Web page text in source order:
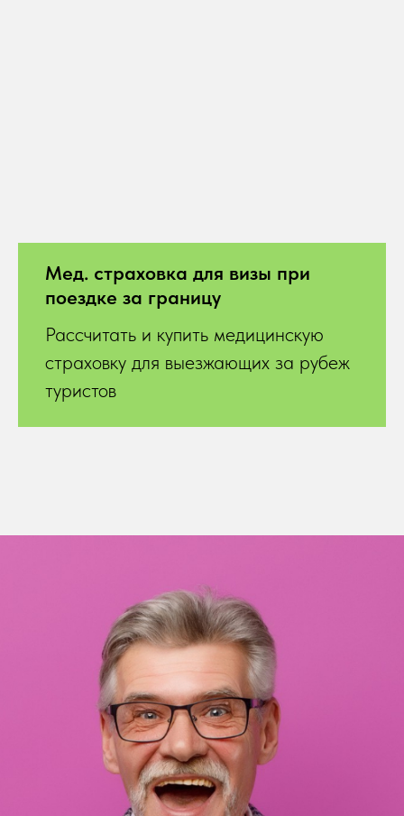
Мед. страховка для визы при
поездке за границу
Рассчитать и купить медицинскую
страховку для выезжающих за рубеж
туристов